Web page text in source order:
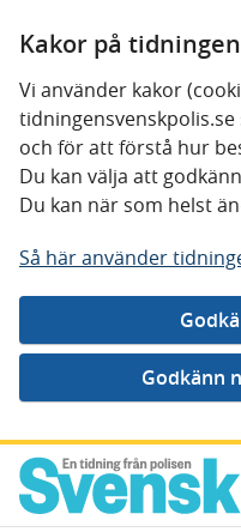
Kakor på
Vi använder kakor
och för att förstå hur
Du kan välja att
Du kan när som helst
Så här använder
Gå direkt till innehåll